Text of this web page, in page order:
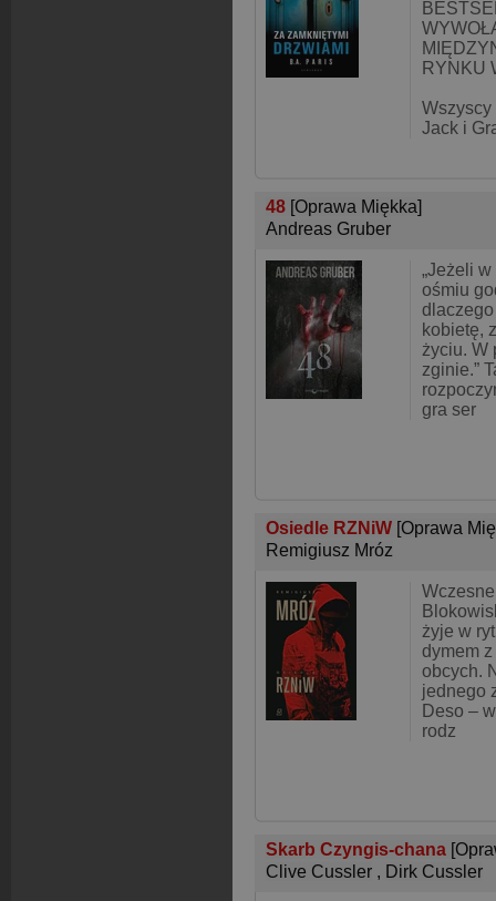
RYNKU
Wszyscy
Jack i
48 [Oprawa Miękka]
Andreas Gruber
„Jeżeli
ośmiu
dlaczego
kobietę,
życiu. W
zginie.”
gra ser
Osiedle RZNiW [Oprawa
Remigiusz Mróz
żyje w
dymem
obcych.
jednego
Deso –
rodz
Skarb Czyngis-chana
Clive Cussler , Dirk Cussler